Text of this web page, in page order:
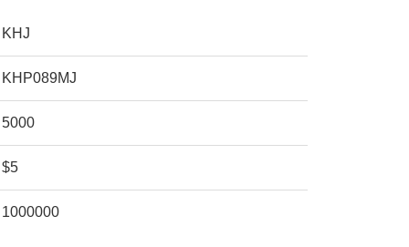
KHJ
KHP089MJ
5000
$5
1000000